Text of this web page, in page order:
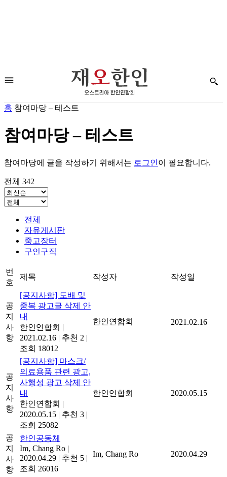
홈 참여마당 – 테스트
참여마당 – 테스트
참여마당에 글을 작성하기 위해서는 로그인이 필요합니다.
전체 342
전체
자유게시판
중고장터
구인구직
번
호
제목 작성자 작성일
공
지
사
항
[공지사항] 도배 및
중복 광고글 삭제 안
내
한인연합회 |
2021.02.16 | 추천 2 |
조회 18012
한인연합회 2021.02.16
공
지
사
항
[공지사항] 마스크/
의료용품 관련 광고,
사행성 광고 삭제 안
내
한인연합회 |
2020.05.15 | 추천 3 |
조회 25082
한인연합회 2020.05.15
공
지
사
항
한인공동체
Im, Chang Ro |
2020.04.29 | 추천 5 |
조회 26016
Im, Chang Ro 2020.04.29